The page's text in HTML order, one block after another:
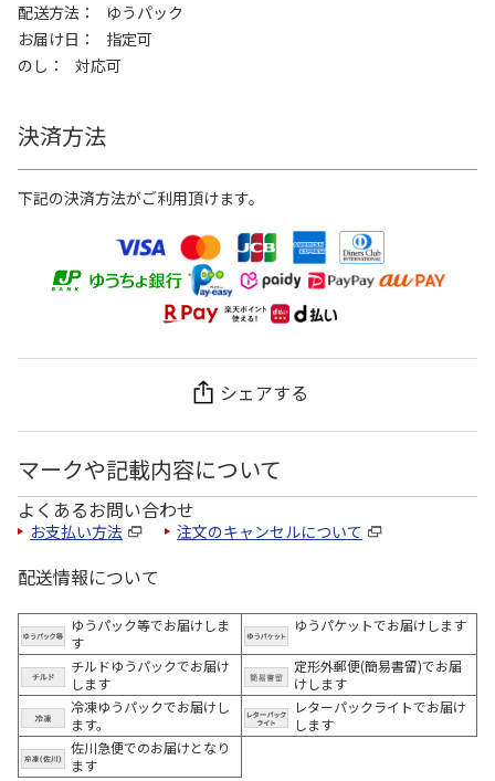
配送方法
ゆうパック
お届け日
指定可
のし
対応可
決済方法
下記の決済方法がご利用頂けます。
シェアする
マークや記載内容について
よくあるお問い合わせ
お支払い方法 注文のキャンセルについて
配送情報について
ゆうパック等でお届けしま
す
ゆうパケットでお届けします
チルドゆうパックでお届け
します
定形外郵便(簡易書留)でお届
けします
冷凍ゆうパックでお届けし
ます。
レターパックライトでお届け
します
佐川急便でのお届けとなり
ます